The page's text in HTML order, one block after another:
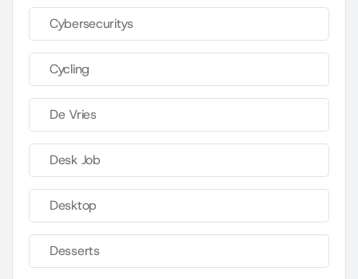
Cybersecuritys
Cycling
De Vries
Desk Job
Desktop
Desserts